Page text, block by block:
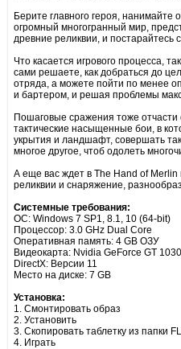
Берите главного героя, нанимайте
огромный многогранный мир,
древние реликвии, и постарайтесь
Что касается игрового процесса,
сами решаете, как добраться до
отряда, а можете пойти по менее
и бартером, и решая проблемы
Пошаговые сражения тоже
тактические насыщенные бои, в
укрытия и ландшафт, совершать
многое другое, чтоб одолеть
А еще вас ждет в The Hand of
реликвии и снаряжение,
Системные требования:
ОС: Windows 7 SP1, 8.1, 10 (64-bit)
Процессор: 3.0 GHz Dual Core
Оперативная память: 4 GB ОЗУ
Видеокарта: Nvidia GeForce GT
DirectX: Версии 11
Место на диске: 7 GB
Установка:
1. Смонтировать образ
2. Установить
3. Скопировать таблетку из папки
4. Играть